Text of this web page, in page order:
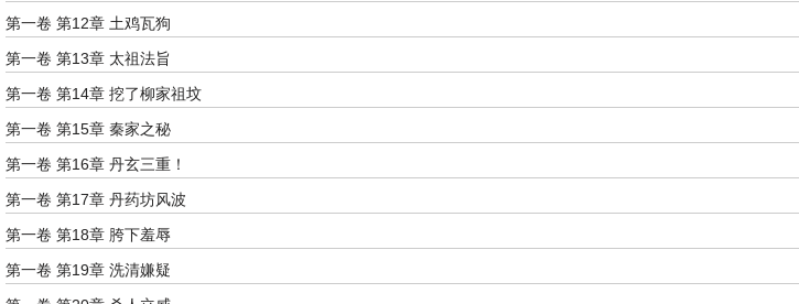
第一卷 第12章 土鸡瓦狗
第一卷 第13章 太祖法旨
第一卷 第14章 挖了柳家祖坟
第一卷 第15章 秦家之秘
第一卷 第16章 丹玄三重！
第一卷 第17章 丹药坊风波
第一卷 第18章 胯下羞辱
第一卷 第19章 洗清嫌疑